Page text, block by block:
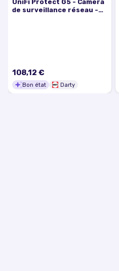
UniFi Protect G5 - Caméra
de surveillance réseau -
108,12 €
Bon état Darty